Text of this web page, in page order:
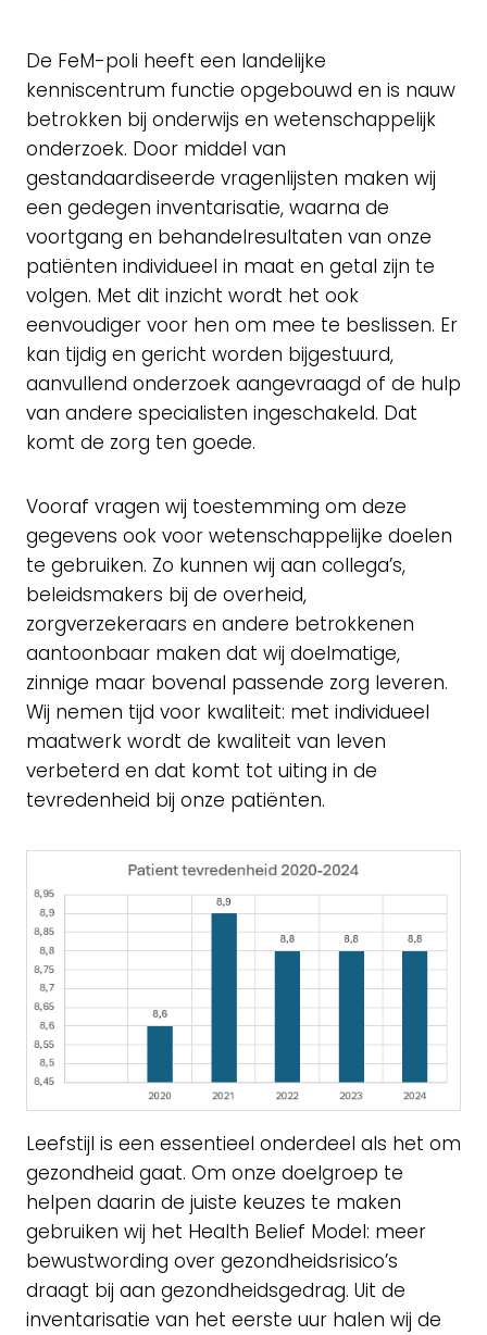
De FeM-poli heeft een landelijke
kenniscentrum functie opgebouwd en is nauw
betrokken bij onderwijs en wetenschappelijk
onderzoek. Door middel van
gestandaardiseerde vragenlijsten maken wij
een gedegen inventarisatie, waarna de
voortgang en behandelresultaten van onze
patiënten individueel in maat en getal zijn te
volgen. Met dit inzicht wordt het ook
eenvoudiger voor hen om mee te beslissen. Er
kan tijdig en gericht worden bijgestuurd,
aanvullend onderzoek aangevraagd of de hulp
van andere specialisten ingeschakeld. Dat
komt de zorg ten goede.
Vooraf vragen wij toestemming om deze
gegevens ook voor wetenschappelijke doelen
te gebruiken. Zo kunnen wij aan collega’s,
beleidsmakers bij de overheid,
zorgverzekeraars en andere betrokkenen
aantoonbaar maken dat wij doelmatige,
zinnige maar bovenal passende zorg leveren.
Wij nemen tijd voor kwaliteit: met individueel
maatwerk wordt de kwaliteit van leven
verbeterd en dat komt tot uiting in de
tevredenheid bij onze patiënten.
Leefstijl is een essentieel onderdeel als het om
gezondheid gaat. Om onze doelgroep te
helpen daarin de juiste keuzes te maken
gebruiken wij het Health Belief Model: meer
bewustwording over gezondheidsrisico’s
draagt bij aan gezondheidsgedrag. Uit de
inventarisatie van het eerste uur halen wij de